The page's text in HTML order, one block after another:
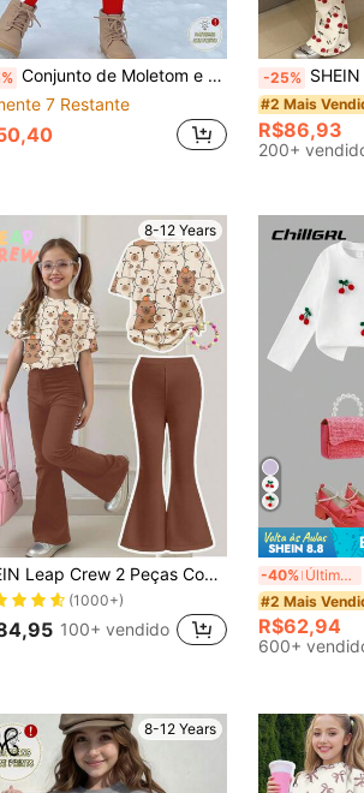
Conjunto de Moletom e Legging Infantil Feminino com Estampa Fofa de Papai Noel, Homem de Gengibre, Boneco de Neve, Árvore de Natal, Sino e Bastão de Doce, Estilo Casual e Confortável para o Inverno, Roupas Quentinhas para Meninas
7 Restante
-25% SHEIN Leap Crew Conjunto Casual de 2
#2 Mais
R$86,93
200+
8-12 Years
SHEIN Leap Crew 2 Peças Conjunto de Camiseta de Manga Curta Casual Solta e Calça Flare com Estampa de Animal Fofa de Capivara para Meninas Pré-Adolescentes, Verão
(1000+)
100+ vendido
-40% Últimos 3 dias
#2 Mais
R$62,94
600+
8-12 Years